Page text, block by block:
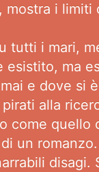
mostra i
tutti i mari,
esistito, ma
e dove si
alla
come quello
un
disagi.